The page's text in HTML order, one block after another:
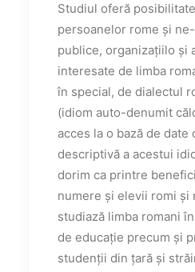
Studiul oferă
persoanelor rome și
publice, organizațiilo și
interesate de limba
în special, de dialectul
(idiom auto-denumit
acces la o bază de date
descriptivă a acestui
dorim ca printre
numere și elevii romi și
studiază limba romani
de educație precum și
studenții din țară și